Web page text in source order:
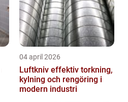
04 april 2026
Luftkniv effektiv torkning,
kylning och rengöring i
modern industri